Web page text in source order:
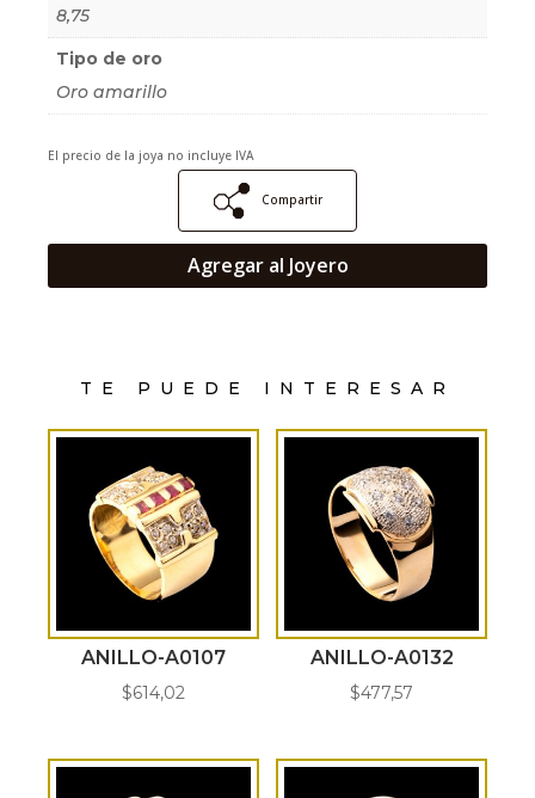
8,75
Tipo de oro
Oro amarillo
El precio de la joya no incluye IVA
Compartir
Agregar al Joyero
TE PUEDE INTERESAR
ANILLO-A0107
$614,02
ANILLO-A0132
$477,57